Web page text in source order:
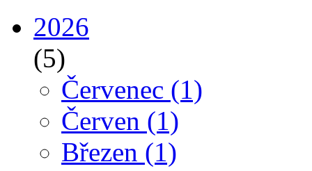
2026
(5)
Červenec (1)
Červen (1)
Březen (1)